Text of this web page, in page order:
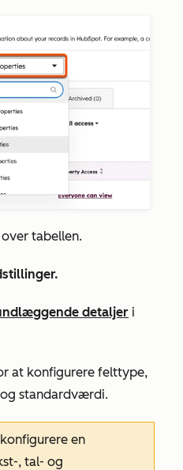
over tabellen.
detaljer i
at konfigurere felttype,
og standardværdi.
en
, tal- og